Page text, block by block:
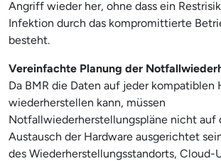
Angriff wieder her, ohne dass ein
Infektion durch das kompromittierte
besteht.
Vereinfachte Planung der
Da BMR die Daten auf jeder kompatiblen
wiederherstellen kann, müssen
Notfallwiederherstellungspläne nicht auf
Austausch der Hardware ausgerichtet
des Wiederherstellungsstandorts, Cloud-